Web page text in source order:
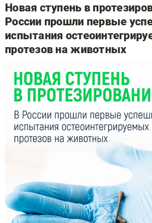
Новая ступень в
России прошли первые
испытания
протезов на животных